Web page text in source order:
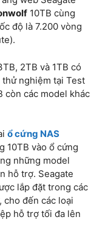
10TB cùng
độ là 7.200 vòng
2TB và 1TB có
thử nghiệm tại Test
còn các model khác
ổ cứng NAS
10TB vào ổ cứng
những model
hỗ trợ. Seagate
lắp đặt trong các
cho đến các loại
hỗ trợ tối đa lên